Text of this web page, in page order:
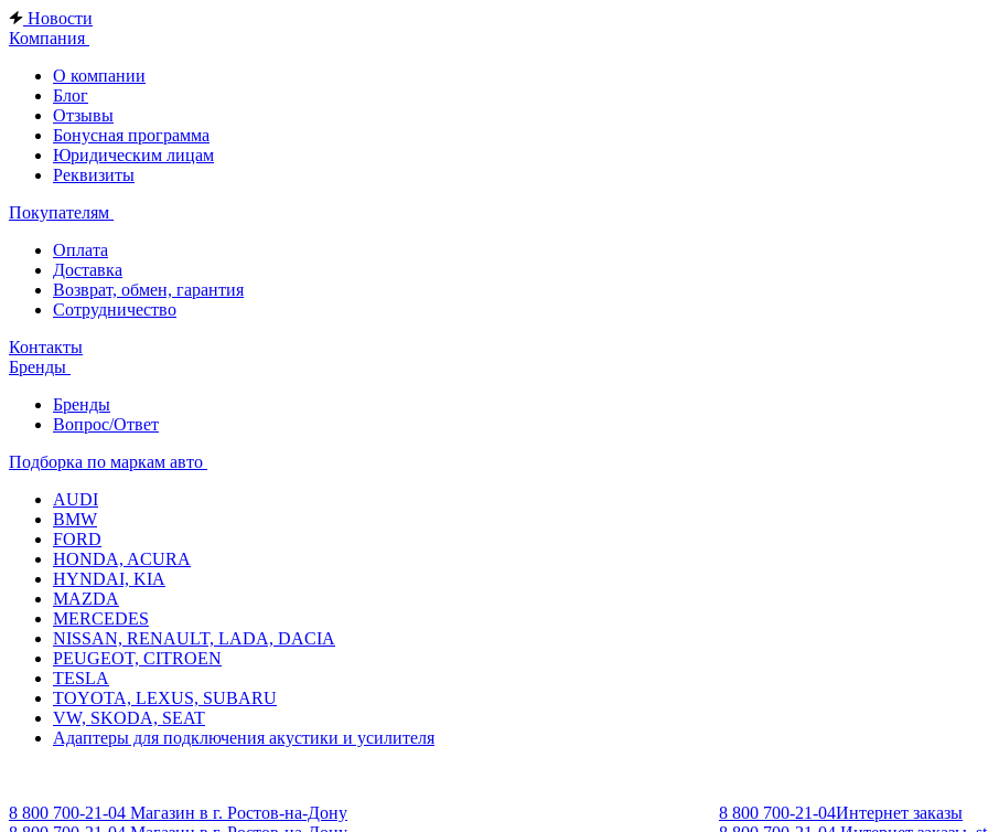
Новости
Компания
О компании
Блог
Отзывы
Бонусная программа
Юридическим лицам
Реквизиты
Покупателям
Оплата
Доставка
Возврат, обмен, гарантия
Сотрудничество
Контакты
Бренды
Бренды
Вопрос/Ответ
Подборка по маркам авто
AUDI
BMW
FORD
HONDA, ACURA
HYNDAI, KIA
MAZDA
MERCEDES
NISSAN, RENAULT, LADA, DACIA
PEUGEOT, CITROEN
TESLA
TOYOTA, LEXUS, SUBARU
VW, SKODA, SEAT
Адаптеры для подключения акустики и усилителя
8 800 700-21-04 Магазин в г. Ростов-на-Дону
8 800 700-21-04Интернет заказы